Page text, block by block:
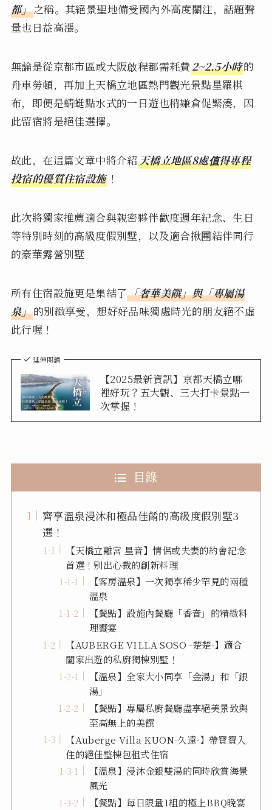
都」之稱。其絕景聖地備受國內外高度關注，話題聲
量也日益高漲。
無論是從京都市區或大阪啟程都需耗費2~2.5小時的
舟車勞頓，再加上天橋立地區熱門觀光景點星羅棋
布，即便是蜻蜓點水式的一日遊也稍嫌倉促緊湊，因
此留宿將是絕佳選擇。
故此，在這篇文章中將介紹天橋立地區8處值得專程
投宿的優質住宿設施！
此次將獨家推薦適合與親密夥伴歡度週年紀念、生日
等特別時刻的高級度假別墅，以及適合揪團結伴同行
的豪華露營別墅
所有住宿設施更是集結了「奢華美饌」與「專屬湯
泉」的別緻享受，想好好品味獨處時光的朋友絕不虛
此行喔！
延伸閱讀
【2025最新資訊】京都天橋立哪
裡好玩？五大觀、三大打卡景點一
次掌握！
目錄
齊享溫泉浸沐和極品佳餚的高級度假別墅3
選！
【天橋立離宮 星音】情侶或夫妻的約會紀念
首選！别出心裁的創新料理
【客房溫泉】一次獨享稀少罕見的兩種
溫泉
【餐點】設施內餐廳「香音」的精緻料
理饗宴
【AUBERGE VILLA SOSO -楚楚-】適合
闔家出遊的私廚獨棟別墅！
【溫泉】全家大小同享「金湯」和「銀
湯」
【餐點】專屬私廚餐廳盡享絕美景致與
至高無上的美饌
【Auberge Villa KUON-久遠-】帶寶寶入
住的絕佳整棟包租式住宿
【溫泉】浸沐金銀雙湯的同時欣賞海景
風光
【餐點】每日限量1組的極上BBQ晚宴